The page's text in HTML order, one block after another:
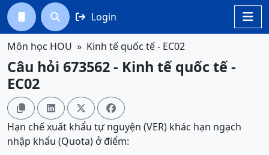

  Login
Môn học HOU Kinh tế quốc tế - EC02
Câu hỏi 673562 - Kinh tế quốc tế -
EC02
   
Hạn chế xuất khẩu tự nguyện (VER) khác hạn ngạch
nhập khẩu (Quota) ở điểm: